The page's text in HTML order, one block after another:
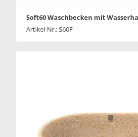
Soft60 Waschbecken mit
Artikel-Nr.: S60F